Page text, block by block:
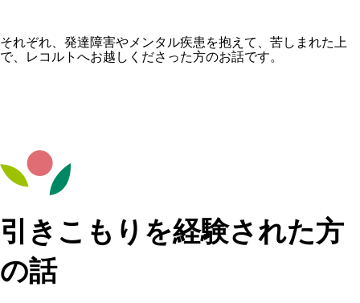
それぞれ、発達障害やメンタル疾患を抱えて、苦しまれた上
で、レコルトへお越しくださった方のお話です。
引きこもりを経験された方
の話